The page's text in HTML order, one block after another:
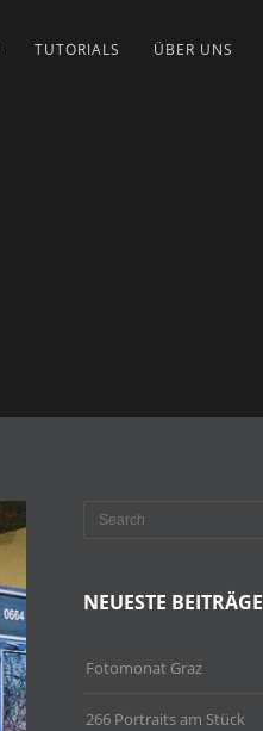
TUTORIALS ÜBER UNS
NEUESTE BEITRÄGE
Fotomonat Graz
266 Portraits am Stück